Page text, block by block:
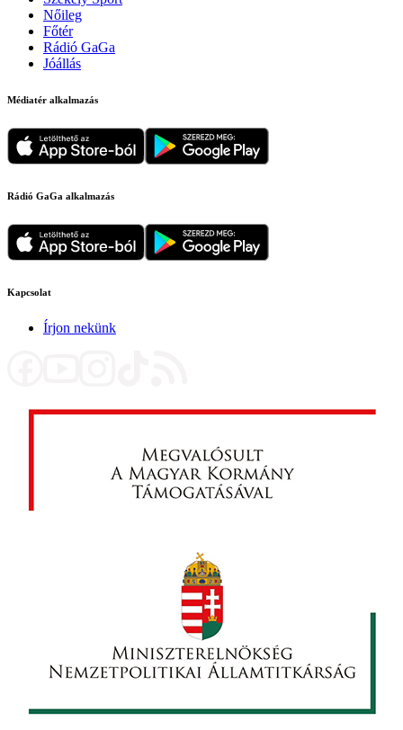
Nőileg
Főtér
Rádió GaGa
Jóállás
Médiatér alkalmazás
Rádió GaGa alkalmazás
Kapcsolat
Írjon nekünk